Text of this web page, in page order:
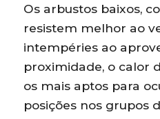
Os arbustos baixos,
resistem melhor ao
intempéries ao
proximidade, o calor
os mais aptos para
posições nos grupos